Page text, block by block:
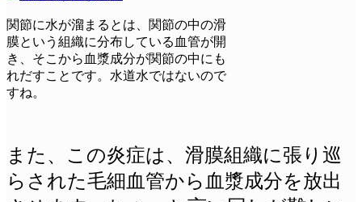
関節に水が溜まるとは、関節の中の滑
膜という組織に分布している血管が開
き、そこから血漿成分が関節の中にも
れだすことです。水道水ではないので
すね。
また、この炎症は、滑膜組織に張り巡
らされた毛細血管から血漿成分を放出